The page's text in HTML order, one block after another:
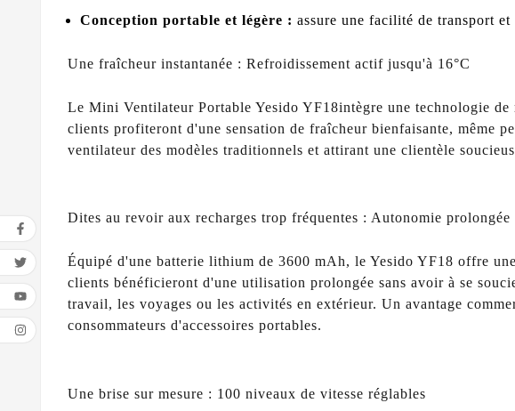
Conception portable et légère : assure une facilité de transport
Une fraîcheur instantanée : Refroidissement actif jusqu'à 16°C
Le Mini Ventilateur Portable Yesido YF18intègre une technologie
clients profiteront d'une sensation de fraîcheur bienfaisante, même
ventilateur des modèles traditionnels et attirant une clientèle
Dites au revoir aux recharges trop fréquentes : Autonomie prolongée
Équipé d'une batterie lithium de 3600 mAh, le Yesido YF18 offre
clients bénéficieront d'une utilisation prolongée sans avoir à se
travail, les voyages ou les activités en extérieur. Un avantage
consommateurs d'accessoires portables.
Une brise sur mesure : 100 niveaux de vitesse réglables